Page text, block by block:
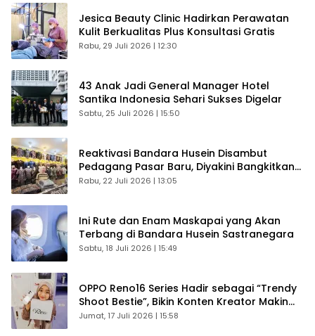
Jesica Beauty Clinic Hadirkan Perawatan
Kulit Berkualitas Plus Konsultasi Gratis
Rabu, 29 Juli 2026 | 12:30
43 Anak Jadi General Manager Hotel
Santika Indonesia Sehari Sukses Digelar
Sabtu, 25 Juli 2026 | 15:50
Reaktivasi Bandara Husein Disambut
Pedagang Pasar Baru, Diyakini Bangkitkan
Kembali Ekonomi Bandung
Rabu, 22 Juli 2026 | 13:05
Ini Rute dan Enam Maskapai yang Akan
Terbang di Bandara Husein Sastranegara
Sabtu, 18 Juli 2026 | 15:49
OPPO Reno16 Series Hadir sebagai “Trendy
Shoot Bestie”, Bikin Konten Kreator Makin
Betah
Jumat, 17 Juli 2026 | 15:58